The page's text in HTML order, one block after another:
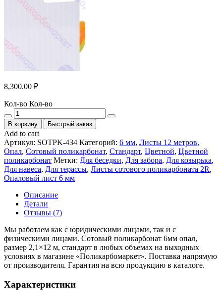
8,300.00 ₽
Кол-во Кол-во
В корзину Быстрый заказ
Add to cart
Артикул: SOTPK-434 Категорий: 6 мм, Листы 12 метров,
Опал, Сотовый поликарбонат, Стандарт, Цветной, Цветной
поликарбонат Метки: Для беседки, Для забора, Для козырька,
Для навеса, Для терассы, Листы сотового поликарбоната 2R,
Опаловый лист 6 мм
Описание
Детали
Отзывы (7)
Мы работаем как с юридическими лицами, так и с
физическими лицами. Сотовый поликарбонат 6мм опал,
размер 2,1×12 м, стандарт в любых объемах на выходных
условиях в магазине «Поликарбомаркет». Поставка напрямую
от производителя. Гарантия на всю продукцию в каталоге.
Характеристики